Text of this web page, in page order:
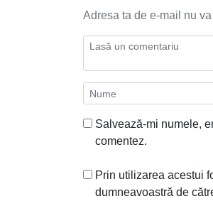
Adresa ta de e-mail nu
Salvează-mi numele,
comentez.
Prin utilizarea acestui
dumneavoastră de